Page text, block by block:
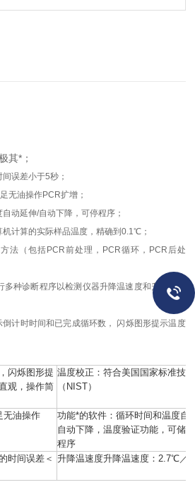
其*；
误差小于5秒；
无油操作PCR扩增；
动延伸/自动下降，可停程序；
计算的实际样品温度，精确到0.1℃；
法（包括PCR前处理，PCR循环，PCR后处
种诊断程序以检测仪器升降温速度和升降温精
计时时间和已完成循环数， 闪烁图形提示温度
闪烁图形提
观，操作简
温度校正：符合美国国家标准技
（NIST）
无油操作
功能*的软件：循环时间和温度自
自动下降，温度验证功能，可储
程序
时间误差＜ 升降温速度升降温速度：2.7℃／